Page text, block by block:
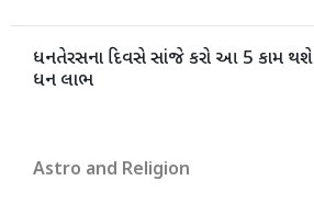
ધનતેરસના દિવસે સાંજે કરો આ 5 કામ થશે
ધન લાભ
Astro and Religion